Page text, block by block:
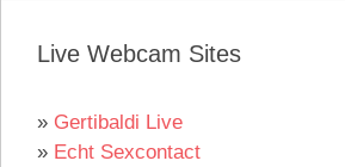
Live Webcam Sites
» Gertibaldi Live
» Echt Sexcontact